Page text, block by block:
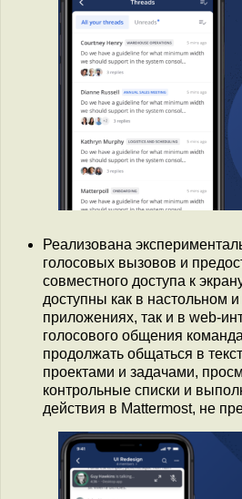
Реализована
голосовых вызовов и
совместного доступа к
доступны как в настольном
приложениях, так и в web-
голосового общения
продолжать общаться в
проектами и задачами,
контрольные списки и
действия в Mattermost, не